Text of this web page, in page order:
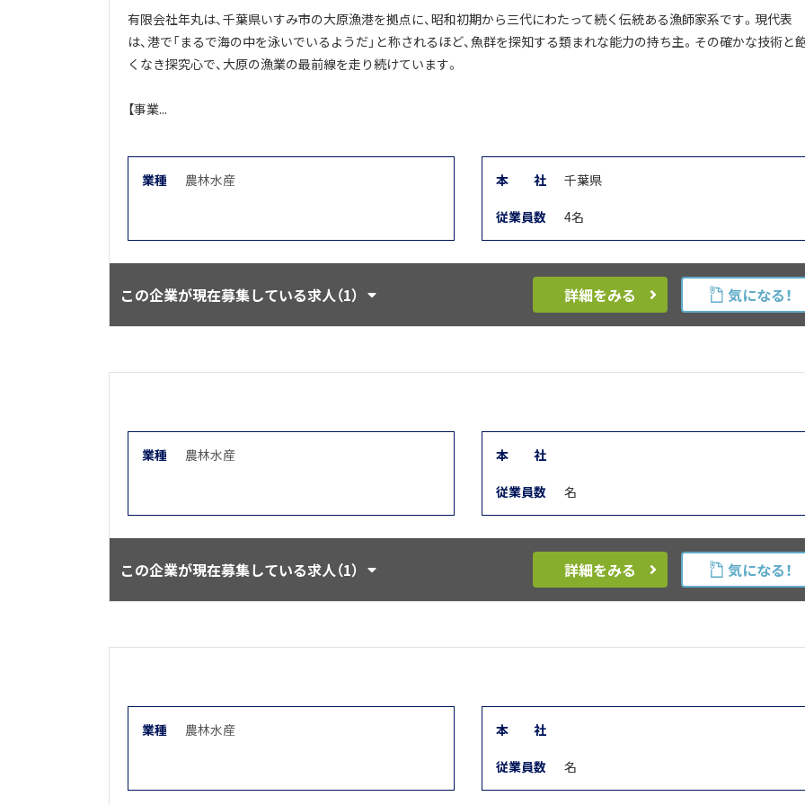
有限会社年丸は、千葉県いすみ市の大原漁港を拠点に、昭和初期から三代にわたって続く伝統ある漁師家系です。現代表
は、港で「まるで海の中を泳いでいるようだ」と称されるほど、魚群を探知する類まれな能力の持ち主。その確かな技術と
くなき探究心で、大原の漁業の最前線を走り続けています。
【事業...
業種 農林水産 本 社 千葉県
従業員数 4名
詳細をみる 気になる！
この企業が現在募集している求人（1）
業種 農林水産 本 社
従業員数 名
詳細をみる 気になる！
この企業が現在募集している求人（1）
業種 農林水産 本 社
従業員数 名